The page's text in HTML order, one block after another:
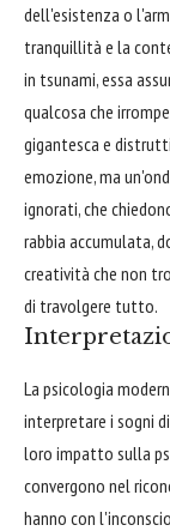
dell'esistenza o
tranquillità e la
in tsunami, essa
qualcosa che
gigantesca e
emozione, ma
ignorati, che
rabbia accumulata,
creatività che non
di travolgere tutto.
La psicologia
interpretare i sogni
loro impatto sulla
convergono nel
hanno con